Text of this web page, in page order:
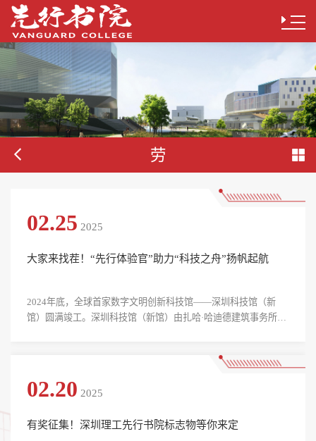
劳
02.25 2025
大家来找茬！“先行体验官”助力“科技之舟”扬帆起航
2024年底，全球首家数字文明创新科技馆——深圳科技馆（新
馆）圆满竣工。深圳科技馆（新馆）由扎哈·哈迪德建筑事务所与
午，深圳理工大学先行书院（筹）携手深圳科学技术馆联合举办
化身为“找茬专家”，走进科技馆（新馆），为正在筹备中的展馆
02.20 2025
有奖征集！深圳理工先行书院标志物等你来定